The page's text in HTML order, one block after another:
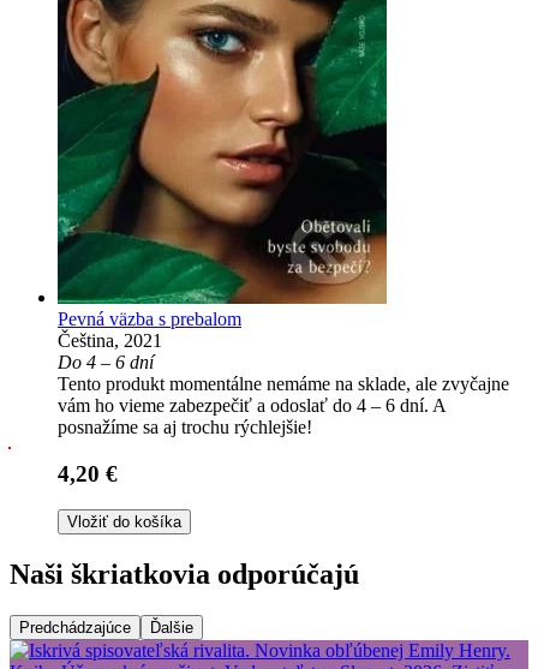
Pevná väzba s prebalom
Čeština, 2021
Do 4 – 6 dní
Tento produkt momentálne nemáme na sklade, ale zvyčajne
vám ho vieme zabezpečiť a odoslať do 4 – 6 dní. A
posnažíme sa aj trochu rýchlejšie!
4,20 €
Vložiť do košíka
Naši škriatkovia odporúčajú
Predchádzajúce Ďalšie